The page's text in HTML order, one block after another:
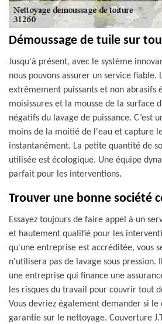
Démoussage de tuile sur
Jusqu'à présent, avec le système
nous pouvons assurer un service fiable.
extrêmement puissants et non abrasifs
moisissures et la mousse de la surface
négatifs du lavage de puissance. C’est
moins de la moitié de l'eau et capture
instantanément. La petite quantité de
utilisée est écologique. Une équipe
parfait pour les interventions.
Trouver une bonne société
Essayez toujours de faire appel à un
et hautement qualifié pour les
qu'une entreprise est accréditée, vous
n'utilisera pas de lavage sous pression.
une entreprise qui finance une
les risques du travail pour couvrir tout
Vous devriez également demander si
garantie sur le nettoyage. Couverture